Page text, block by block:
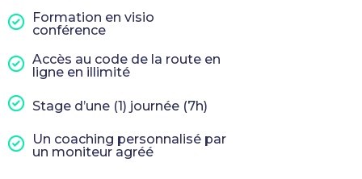
Formation en visio
conférence
Accès au code de la route en
ligne en illimité
Stage d’une (1) journée (7h)
Un coaching personnalisé par
un moniteur agréé